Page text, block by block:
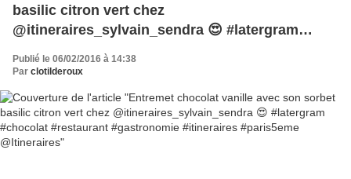
basilic citron vert chez
@itineraires_sylvain_sendra 😍 #latergram
#paris5eme @Itineraires
Publié le 06/02/2016 à 14:38
Par clotilderoux